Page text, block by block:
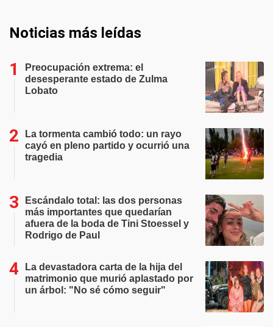
Noticias más leídas
Preocupación extrema: el
desesperante estado de Zulma
Lobato
La tormenta cambió todo: un rayo
cayó en pleno partido y ocurrió una
tragedia
Escándalo total: las dos personas
más importantes que quedarían
afuera de la boda de Tini Stoessel y
Rodrigo de Paul
La devastadora carta de la hija del
matrimonio que murió aplastado por
un árbol: "No sé cómo seguir"